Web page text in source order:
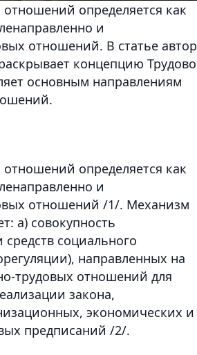
определяется как
и
отношений. В статье автор
концепцию
основным направлениям
определяется как
и
отношений /1/. Механизм
а) совокупность
социального
направленных на
трудовых отношений для
закона,
экономических и
предписаний /2/.